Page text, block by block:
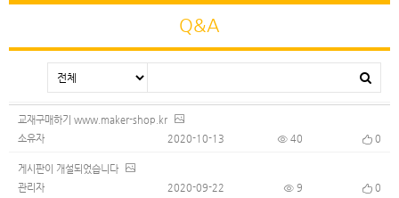
Q&A
교재구매하기 www.maker-shop.kr
소유자
0
40
2020-10-13
게시판이 개설되었습니다
관리자
0
9
2020-09-22